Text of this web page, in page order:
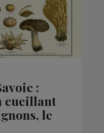
:
cueillant
le